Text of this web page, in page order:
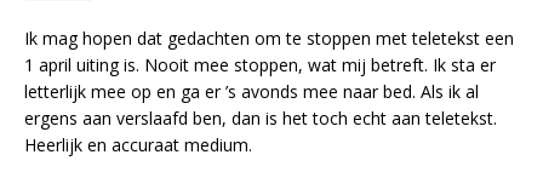
Ik mag hopen dat gedachten om te stoppen met teletekst een
1 april uiting is. Nooit mee stoppen, wat mij betreft. Ik sta er
letterlijk mee op en ga er ’s avonds mee naar bed. Als ik al
ergens aan verslaafd ben, dan is het toch echt aan teletekst.
Heerlijk en accuraat medium.